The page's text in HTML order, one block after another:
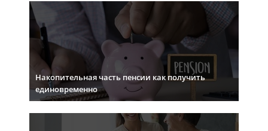
Накопительная часть пенсии как получить
единовременно